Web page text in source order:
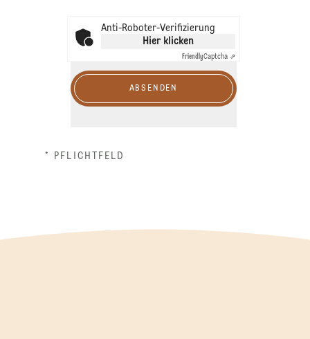
Anti-Roboter-Verifizierung
Hier klicken
FriendlyCaptcha ⇗
ABSENDEN
* PFLICHTFELD